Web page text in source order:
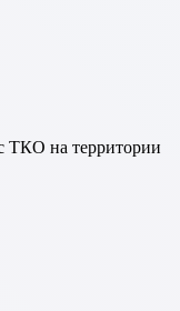
ТКО на территории